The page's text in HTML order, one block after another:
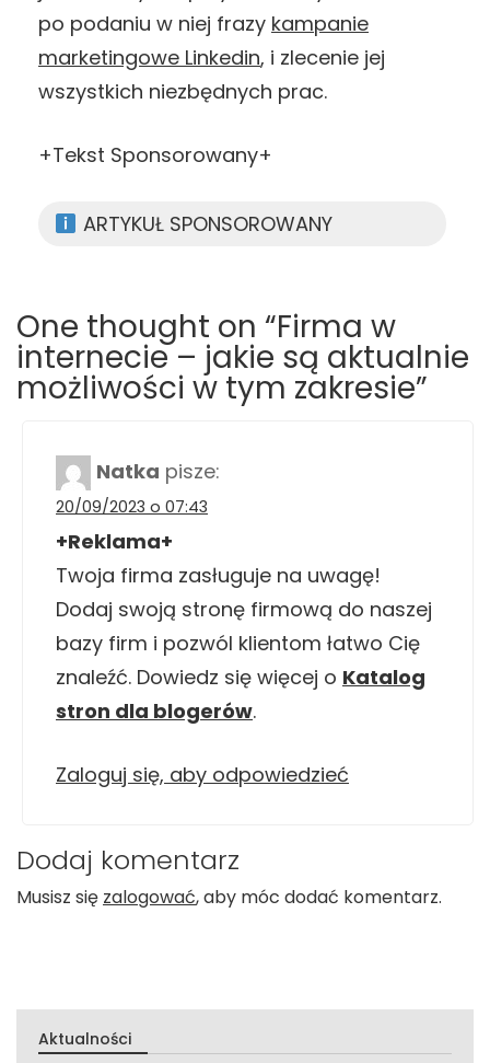
po podaniu w niej frazy kampanie
marketingowe Linkedin, i zlecenie jej
wszystkich niezbędnych prac.
+Tekst Sponsorowany+
ARTYKUŁ SPONSOROWANY
One thought on “Firma w
internecie – jakie są aktualnie
możliwości w tym zakresie”
Natka pisze:
20/09/2023 o 07:43
+Reklama+
Twoja firma zasługuje na uwagę!
Dodaj swoją stronę firmową do naszej
bazy firm i pozwól klientom łatwo Cię
znaleźć. Dowiedz się więcej o Katalog
stron dla blogerów.
Zaloguj się, aby odpowiedzieć
Dodaj komentarz
Musisz się zalogować, aby móc dodać komentarz.
Aktualności